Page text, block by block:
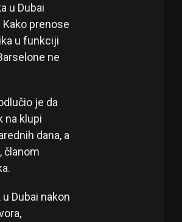
u Dubai
prenose
u funkciji
ne
je da
na klupi
dana, a
članom
Dubai nakon